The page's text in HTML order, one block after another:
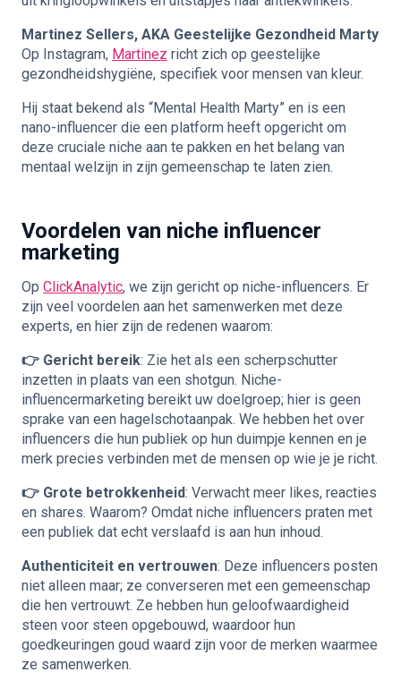
Martinez Sellers, AKA Geestelijke Gezondheid Marty
Op Instagram, Martinez richt zich op geestelijke
gezondheidshygiëne, specifiek voor mensen van kleur.
Hij staat bekend als “Mental Health Marty” en is een
nano-influencer die een platform heeft opgericht om
deze cruciale niche aan te pakken en het belang van
mentaal welzijn in zijn gemeenschap te laten zien.
Voordelen van niche influencer
marketing
Op ClickAnalytic, we zijn gericht op niche-influencers. Er
zijn veel voordelen aan het samenwerken met deze
experts, en hier zijn de redenen waarom:
👉 Gericht bereik: Zie het als een scherpschutter
inzetten in plaats van een shotgun. Niche-
influencermarketing bereikt uw doelgroep; hier is geen
sprake van een hagelschotaanpak. We hebben het over
influencers die hun publiek op hun duimpje kennen en je
merk precies verbinden met de mensen op wie je je richt.
👉 Grote betrokkenheid: Verwacht meer likes, reacties
en shares. Waarom? Omdat niche influencers praten met
een publiek dat echt verslaafd is aan hun inhoud.
Authenticiteit en vertrouwen: Deze influencers posten
niet alleen maar; ze converseren met een gemeenschap
die hen vertrouwt. Ze hebben hun geloofwaardigheid
steen voor steen opgebouwd, waardoor hun
goedkeuringen goud waard zijn voor de merken waarmee
ze samenwerken.